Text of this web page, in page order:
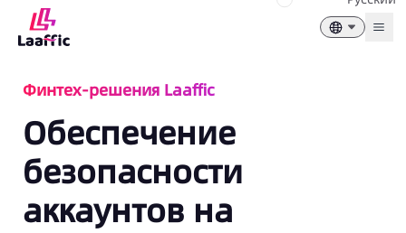
Финтех-решения Laaffic
Обеспечение
безопасности
аккаунтов на